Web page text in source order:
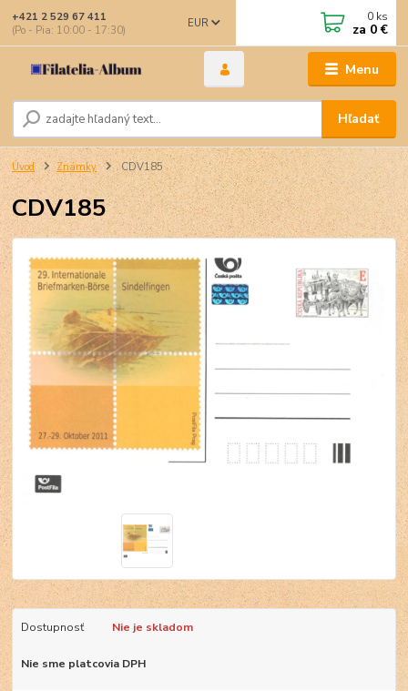
Menu
EUR
Hľadať
+421 2 529 67 411
(Po - Pia: 10:00 - 17:30)
0 ks
za 0 €
Úvod Známky CDV185
CDV185
Dostupnosť Nie je skladom
Nie sme platcovia DPH